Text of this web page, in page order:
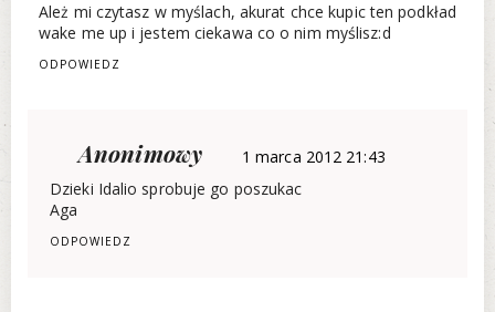
Ależ mi czytasz w myślach, akurat chce kupic ten podkład
wake me up i jestem ciekawa co o nim myślisz:d
ODPOWIEDZ
Anonimowy
1 marca 2012 21:43
Dzieki Idalio sprobuje go poszukac
Aga
ODPOWIEDZ